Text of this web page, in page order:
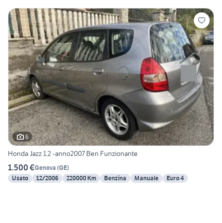
6
Honda Jazz 1.2 -anno2007 Ben Funzionante
1.500 €Genova (GE)
Usato
12/2006 220000 Km Benzina Manuale Euro 4